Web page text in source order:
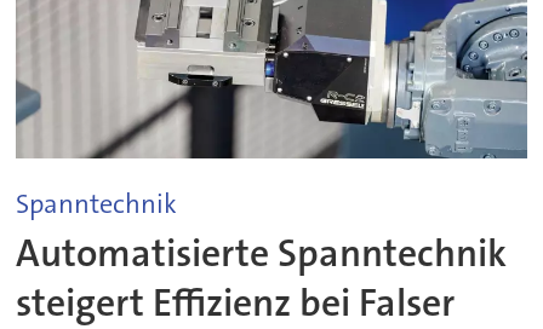
Spanntechnik
Automatisierte Spanntechnik
steigert Effizienz bei Falser